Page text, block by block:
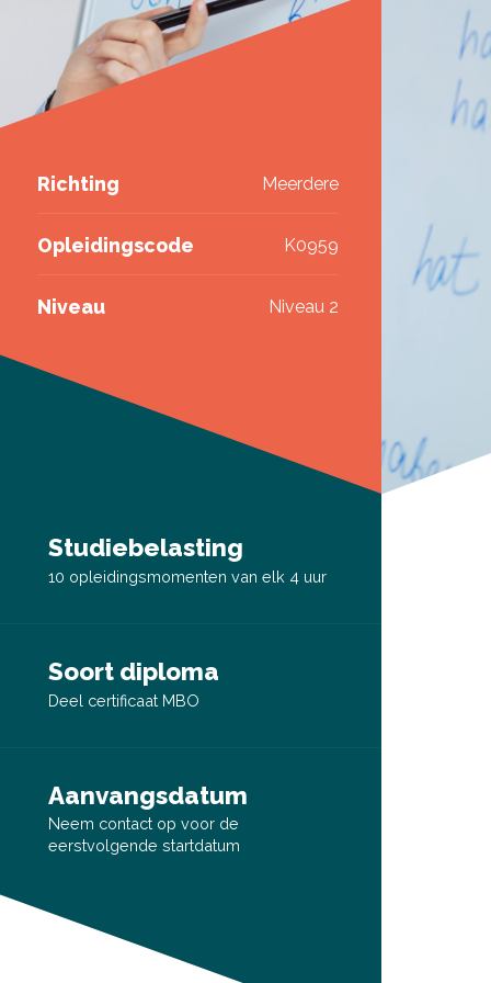
Richting Meerdere
Opleidingscode K0959
Niveau Niveau 2
Studiebelasting
10 opleidingsmomenten van elk 4 uur
Soort diploma
Deel certificaat MBO
Aanvangsdatum
Neem contact op voor de
eerstvolgende startdatum